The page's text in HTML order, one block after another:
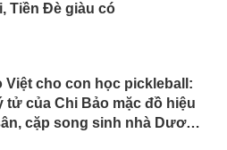
Tiền Đè giàu có
Việt cho con học pickleball:
tử của Chi Bảo mặc đồ hiệu
cặp song sinh nhà Dương